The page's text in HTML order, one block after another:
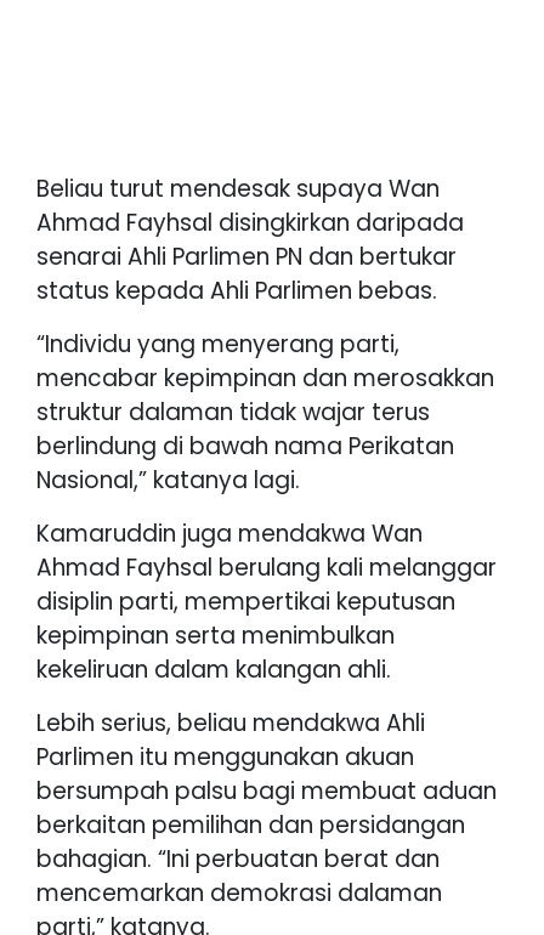
Beliau turut mendesak supaya Wan
Ahmad Fayhsal disingkirkan daripada
senarai Ahli Parlimen PN dan bertukar
status kepada Ahli Parlimen bebas.
“Individu yang menyerang parti,
mencabar kepimpinan dan merosakkan
struktur dalaman tidak wajar terus
berlindung di bawah nama Perikatan
Nasional,” katanya lagi.
Kamaruddin juga mendakwa Wan
Ahmad Fayhsal berulang kali melanggar
disiplin parti, mempertikai keputusan
kepimpinan serta menimbulkan
kekeliruan dalam kalangan ahli.
Lebih serius, beliau mendakwa Ahli
Parlimen itu menggunakan akuan
bersumpah palsu bagi membuat aduan
berkaitan pemilihan dan persidangan
bahagian. “Ini perbuatan berat dan
mencemarkan demokrasi dalaman
parti,” katanya.